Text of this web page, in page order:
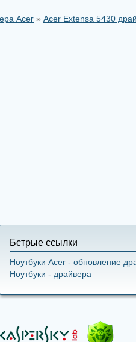
Acer » Acer Extensa 5430
Бстрые ссылки
Ноутбуки Acer - обновление
Ноутбуки - драйвера